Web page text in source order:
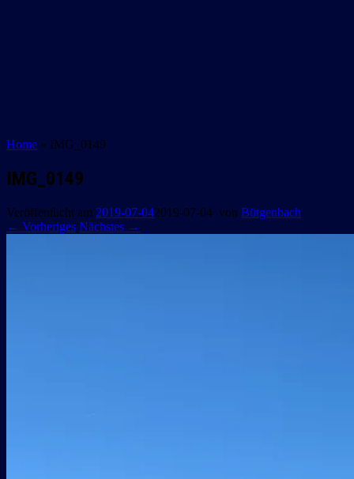
Home » IMG_0149
IMG_0149
Veröffentlicht am 2019-07-042019-07-04 von Bütgenbach
← Vorheriges Nächstes →